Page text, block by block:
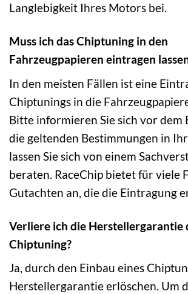
Langlebigkeit Ihres Motors bei.
Muss ich das Chiptuning in den
Fahrzeugpapieren eintragen
In den meisten Fällen ist eine
Chiptunings in die
Bitte informieren Sie sich vor dem
die geltenden Bestimmungen in
lassen Sie sich von einem
beraten. RaceChip bietet für viele
Gutachten an, die die Eintragung
Verliere ich die Herstellergarantie
Chiptuning?
Ja, durch den Einbau eines
Herstellergarantie erlöschen. Um